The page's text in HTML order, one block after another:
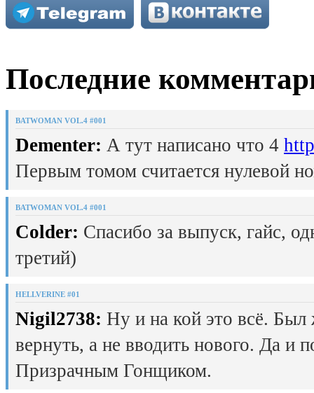
Последние
BATWOMAN VOL.4 #001
Dementer: А тут написано что 4
Первым томом считается нулевой
BATWOMAN VOL.4 #001
Colder: Спасибо за выпуск, гайс,
третий)
HELLVERINE #01
Nigil2738: Ну и на кой это всё.
вернуть, а не вводить нового. Да и
Призрачным Гонщиком.